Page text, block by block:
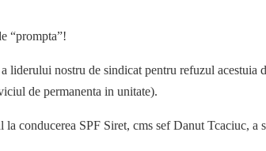
“prompta”!
liderului nostru de sindicat pentru refuzul
de permanenta in unitate).
la conducerea SPF Siret, cms sef Danut